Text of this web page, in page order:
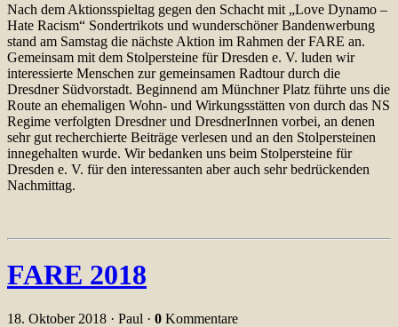
Nach dem Aktionsspieltag gegen den Schacht mit „Love Dynamo –
Hate Racism“ Sondertrikots und wunderschöner Bandenwerbung
stand am Samstag die nächste Aktion im Rahmen der FARE an.
Gemeinsam mit dem Stolpersteine für Dresden e. V. luden wir
interessierte Menschen zur gemeinsamen Radtour durch die
Dresdner Südvorstadt. Beginnend am Münchner Platz führte uns die
Route an ehemaligen Wohn- und Wirkungsstätten von durch das NS
Regime verfolgten Dresdner und DresdnerInnen vorbei, an denen
sehr gut recherchierte Beiträge verlesen und an den Stolpersteinen
innegehalten wurde. Wir bedanken uns beim Stolpersteine für
Dresden e. V. für den interessanten aber auch sehr bedrückenden
Nachmittag.
FARE 2018
18. Oktober 2018 · Paul · 0 Kommentare